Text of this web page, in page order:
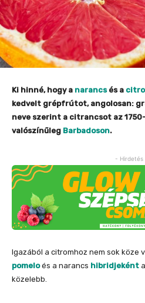
Ki hinné, hogy a narancsés a
kedvelt grépfrútot, angolosan:
neve szerint a citrancsot az
valószínűleg Barbadoson.
- Hirdetés
Igazából a citromhoz nem sok köze
pomeloés a narancs hibridjeként
közelebb.